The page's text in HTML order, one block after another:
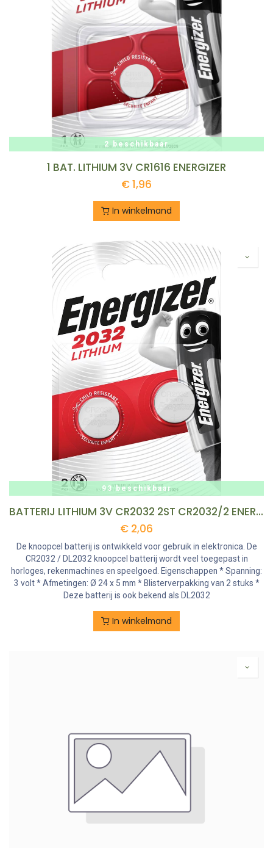
2 beschikbaar
1 BAT. LITHIUM 3V CR1616 ENERGIZER
€1,96
In winkelmand
93 beschikbaar
BATTERIJ LITHIUM 3V CR2032 2ST CR2032/2 ENERGIZER
€ 2,06
De knoopcel batterij is ontwikkeld voor gebruik in elektronica. De
CR2032 / DL2032 knoopcel batterij wordt veel toegepast in
horloges, rekenmachines en speelgoed. Eigenschappen * Spanning:
3 volt * Afmetingen: Ø 24 x 5 mm * Blisterverpakking van 2 stuks *
Deze batterij is ook bekend als DL2032
In winkelmand